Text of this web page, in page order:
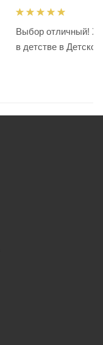
Выбор отличный!
в детстве в